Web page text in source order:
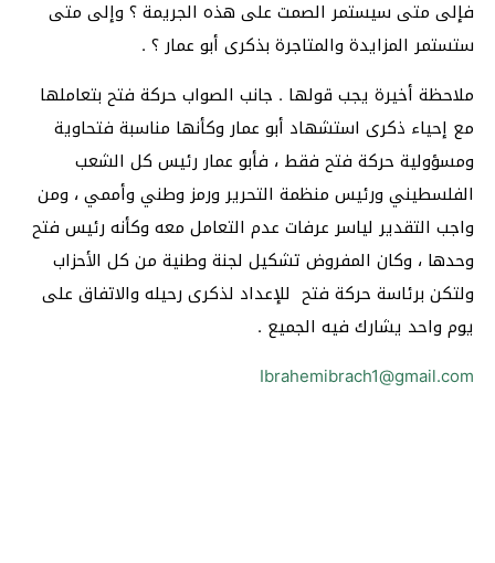
فإلى متى سيستمر الصمت على هذه الجريمة ؟ وإلى متى
ستستمر المزايدة والمتاجرة بذكرى أبو عمار ؟ .
ملاحظة أخيرة يجب قولها . جانب الصواب حركة فتح بتعاملها
مع إحياء ذكرى استشهاد أبو عمار وكأنها مناسبة فتحاوية
ومسؤولية حركة فتح فقط ، فأبو عمار رئيس كل الشعب
الفلسطيني ورئيس منظمة التحرير ورمز وطني وأممي ، ومن
واجب التقدير لياسر عرفات عدم التعامل معه وكأنه رئيس فتح
وحدها ، وكان المفروض تشكيل لجنة وطنية من كل الأحزاب
ولتكن برئاسة حركة فتح للإعداد لذكرى رحيله والاتفاق على
يوم واحد يشارك فيه الجميع .
Ibrahemibrach1@gmail.com